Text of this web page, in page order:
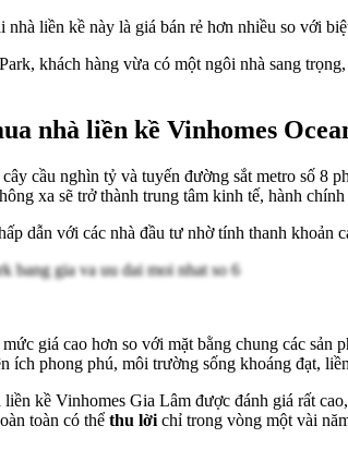
liền kề này là giá bán rẻ hơn nhiều so với
khách hàng vừa có một ngôi nhà sang
nhà liền kề Vinhomes
cầu nghìn tỷ và tuyến đường sắt metro số 8
xa sẽ trở thành trung tâm kinh tế, hành
dẫn với các nhà đầu tư nhờ tính thanh
giá cao hơn so với mặt bằng chung các
ích phong phú, môi trường sống khoáng đạt,
kề Vinhomes Gia Lâm được đánh giá rất
toàn có thể thu lời chỉ trong vòng một vài